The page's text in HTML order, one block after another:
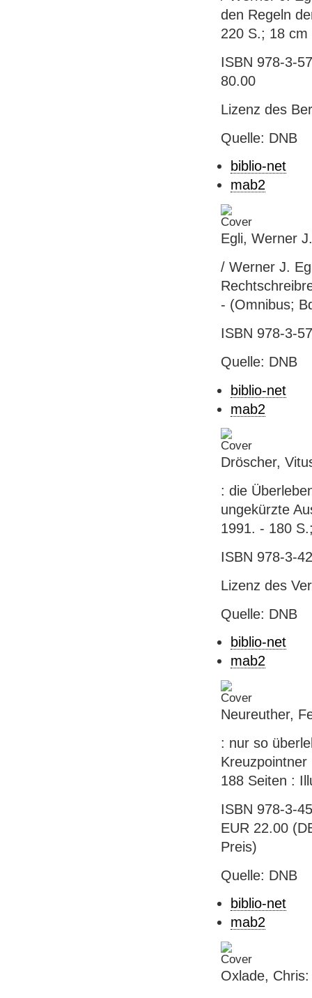
den Regeln
220 S.; 18
ISBN 978-3-
80.00
Lizenz des
Quelle: DNB
biblio-net
mab2
Egli, Werner
/ Werner J.
- (Omnibus;
ISBN 978-3-
Quelle: DNB
biblio-net
mab2
Dröscher,
: die
ungekürzte
1991. - 180
ISBN 978-3-
Lizenz des
Quelle: DNB
biblio-net
mab2
Neureuther,
: nur so
188 Seiten :
ISBN 978-3-
EUR 22.00
Preis)
Quelle: DNB
biblio-net
mab2
Oxlade,